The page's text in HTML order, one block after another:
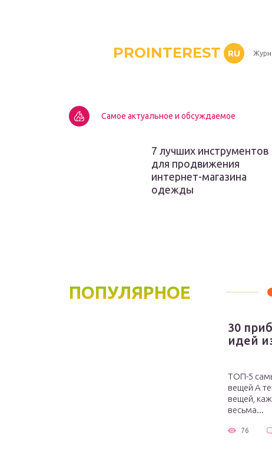
PROINTEREST RU
Самое актуальное и обсуждаемое
7 лучших инструментов
для продвижения
интернет-магазина
одежды
ПОПУЛЯРНОЕ
30
идей
ТОП-5
вещей А
вещей,
весьма...
76